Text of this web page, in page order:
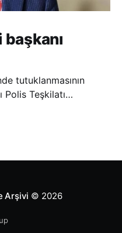
başkanı
tutuklanmasının
Polis Teşkilatı
Arşivi © 2026